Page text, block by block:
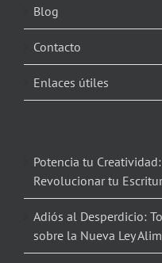
Blog
Contacto
Enlaces útiles
Potencia tu
Revolucionar tu
Adiós al Desperdicio:
sobre la Nueva Ley